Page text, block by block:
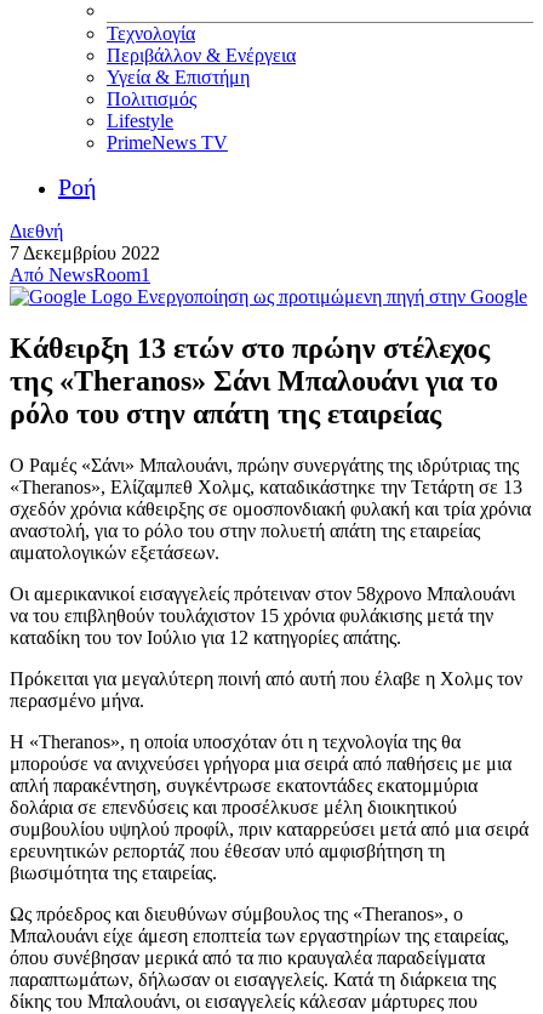
Τεχνολογία
Περιβάλλον & Ενέργεια
Υγεία & Επιστήμη
Πολιτισμός
Lifestyle
PrimeNews TV
Ροή
Διεθνή
7 Δεκεμβρίου 2022
Από NewsRoom1
Ενεργοποίηση ως προτιμώμενη πηγή στην Google
Κάθειρξη 13 ετών στο πρώην στέλεχος
της «Theranos» Σάνι Μπαλουάνι για το
ρόλο του στην απάτη της εταιρείας
Ο Ραμές «Σάνι» Μπαλουάνι, πρώην συνεργάτης της ιδρύτριας της
«Theranos», Ελίζαμπεθ Χολμς, καταδικάστηκε την Τετάρτη σε 13
σχεδόν χρόνια κάθειρξης σε ομοσπονδιακή φυλακή και τρία χρόνια
αναστολή, για το ρόλο του στην πολυετή απάτη της εταιρείας
αιματολογικών εξετάσεων.
Οι αμερικανικοί εισαγγελείς πρότειναν στον 58χρονο Μπαλουάνι
να του επιβληθούν τουλάχιστον 15 χρόνια φυλάκισης μετά την
καταδίκη του τον Ιούλιο για 12 κατηγορίες απάτης.
Πρόκειται για μεγαλύτερη ποινή από αυτή που έλαβε η Χολμς τον
περασμένο μήνα.
Η «Theranos», η οποία υποσχόταν ότι η τεχνολογία της θα
μπορούσε να ανιχνεύσει γρήγορα μια σειρά από παθήσεις με μια
απλή παρακέντηση, συγκέντρωσε εκατοντάδες εκατομμύρια
δολάρια σε επενδύσεις και προσέλκυσε μέλη διοικητικού
συμβουλίου υψηλού προφίλ, πριν καταρρεύσει μετά από μια σειρά
ερευνητικών ρεπορτάζ που έθεσαν υπό αμφισβήτηση τη
βιωσιμότητα της εταιρείας.
Ως πρόεδρος και διευθύνων σύμβουλος της «Theranos», ο
Μπαλουάνι είχε άμεση εποπτεία των εργαστηρίων της εταιρείας,
όπου συνέβησαν μερικά από τα πιο κραυγαλέα παραδείγματα
παραπτωμάτων, δήλωσαν οι εισαγγελείς. Κατά τη διάρκεια της
δίκης του Μπαλουάνι, οι εισαγγελείς κάλεσαν μάρτυρες που